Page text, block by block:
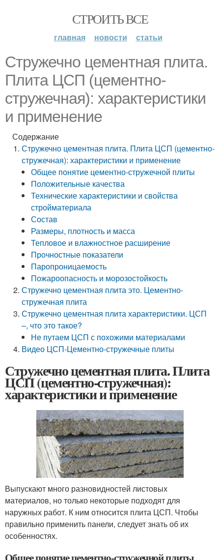
СТРОИТЬ ВСЕ
главная новости статьи
Стружечно цементная плита.
Плита ЦСП (цементно-
стружечная): характеристики
и применение
Содержание
Стружечно цементная плита. Плита ЦСП (цементно-
стружечная): характеристики и применение
Общее понятие цементно-стружечной плиты
Положительные качества
Технические характеристики и свойства
стройматериала
Состав
Размеры, плотность и масса
Тепловое и влажностное расширение
Прочностные показатели
Паропроницаемость
Пожароопасность и морозостойкость
Стружечно цементная плита это. Цементно-
стружечная плита
Стружечно цементная плита характеристики. ЦСП
–, что это такое?
Не путаем ЦСП с похожими материалами
Видео ЦСП-Цементно-стружечные плиты
Стружечно цементная плита. Плита
ЦСП (цементно-стружечная):
характеристики и применение
Выпускают много разновидностей листовых
материалов, но только некоторые подходят для
наружных работ. К ним относится плита ЦСП. Чтобы
правильно применить панели, следует знать об их
особенностях.